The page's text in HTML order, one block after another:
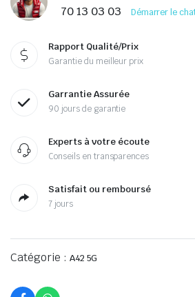
70 13 03 03 Démarrer le
Rapport Qualité/Prix
Garantie du meilleur prix
Garrantie Assurée
90 jours de garantie
Experts à votre écoute
Conseils en transparences
Satisfait ou remboursé
7 jours
Catégorie : A42 5G